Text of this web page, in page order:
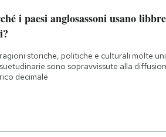
i paesi anglosassoni usano
storiche, politiche e culturali molte
sono sopravvissute alla
decimale